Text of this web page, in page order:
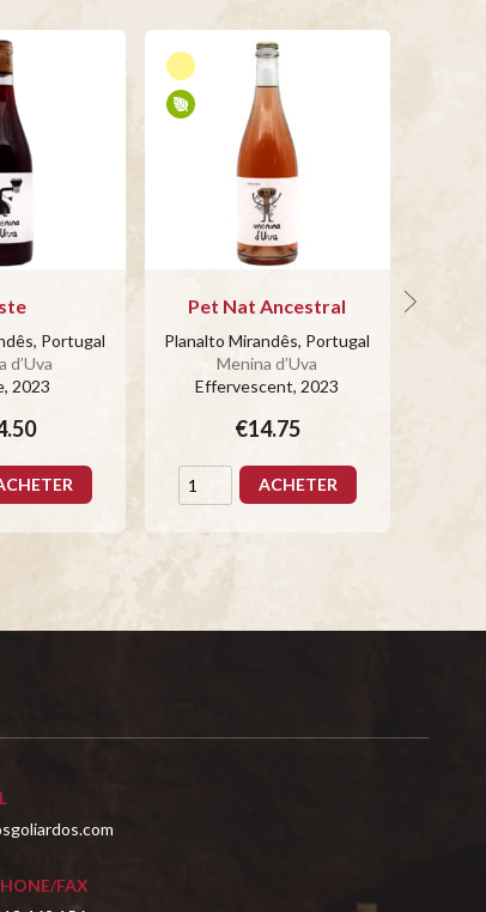
Portugal
d’Uva
, 2023
Pet Nat Ancestral
Planalto Mirandês, Portugal
Menina d’Uva
Effervescent, 2023
€14.75
ACHETER
FAX